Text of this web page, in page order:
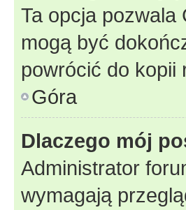
Ta opcja pozwala
mogą być
powrócić do kopii
Góra
Dlaczego mój
Administrator
wymagają